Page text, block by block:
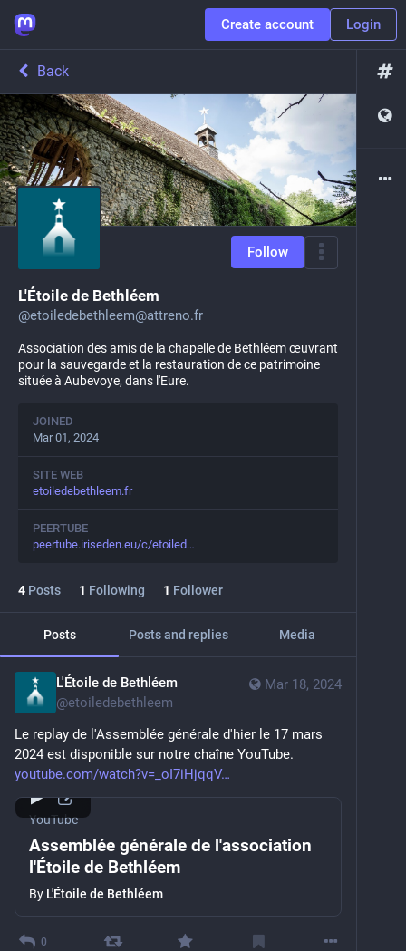
Create account Login
Back
Follow
L'Étoile de Bethléem
@etoiledebethleem@attreno.fr
Association des amis de la chapelle de Bethléem œuvrant
pour la sauvegarde et la restauration de ce patrimoine
située à Aubevoye, dans l'Eure.
JOINED
Mar 01, 2024
SITE WEB
etoiledebethleem.fr
PEERTUBE
peertube.iriseden.eu/c/etoiled
4 Posts 1 Following 1 Follower
Posts Posts and replies Media
Mar 18, 2024
L'Étoile de Bethléem
@etoiledebethleem
Le replay de l'Assemblée générale d'hier le 17 mars
2024 est disponible sur notre chaîne YouTube.
youtube.com/watch?v=_oI7iHjqqV
YouTube
Assemblée générale de l'association
l'Étoile de Bethléem
By L'Étoile de Bethléem
0